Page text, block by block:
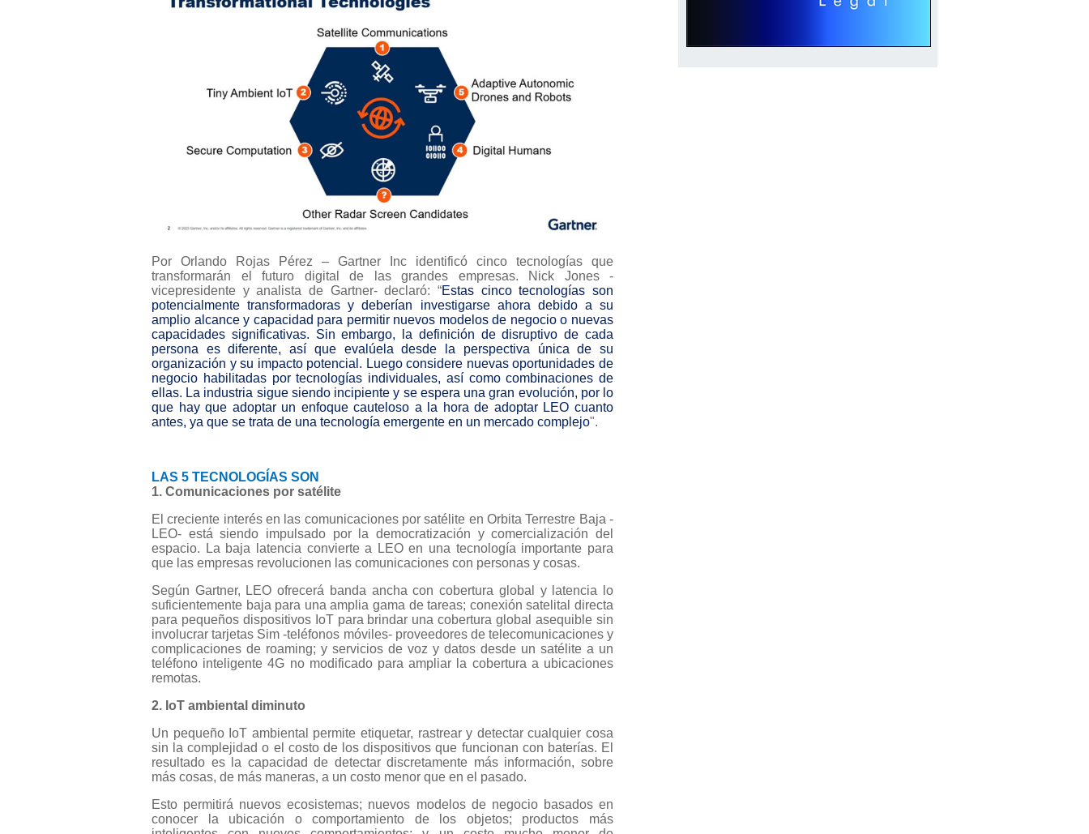
Por Orlando Rojas Pérez – Gartner Inc identificó cinco tecnologías que
transformarán el futuro digital de las grandes empresas. Nick Jones -
vicepresidente y analista de Gartner- declaró: “Estas cinco tecnologías son
potencialmente transformadoras y deberían investigarse ahora debido a su
amplio alcance y capacidad para permitir nuevos modelos de negocio o nuevas
capacidades significativas. Sin embargo, la definición de disruptivo de cada
persona es diferente, así que evalúela desde la perspectiva única de su
organización y su impacto potencial. Luego considere nuevas oportunidades de
negocio habilitadas por tecnologías individuales, así como combinaciones de
ellas. La industria sigue siendo incipiente y se espera una gran evolución, por lo
que hay que adoptar un enfoque cauteloso a la hora de adoptar LEO cuanto
antes, ya que se trata de una tecnología emergente en un mercado complejo".
LAS 5 TECNOLOGÍAS SON
1. Comunicaciones por satélite
El creciente interés en las comunicaciones por satélite en Orbita Terrestre Baja -
LEO- está siendo impulsado por la democratización y comercialización del
espacio. La baja latencia convierte a LEO en una tecnología importante para
que las empresas revolucionen las comunicaciones con personas y cosas.
Según Gartner, LEO ofrecerá banda ancha con cobertura global y latencia lo
suficientemente baja para una amplia gama de tareas; conexión satelital directa
para pequeños dispositivos IoT para brindar una cobertura global asequible sin
involucrar tarjetas Sim -teléfonos móviles- proveedores de telecomunicaciones y
complicaciones de roaming; y servicios de voz y datos desde un satélite a un
teléfono inteligente 4G no modificado para ampliar la cobertura a ubicaciones
remotas.
2. IoT ambiental diminuto
Un pequeño IoT ambiental permite etiquetar, rastrear y detectar cualquier cosa
sin la complejidad o el costo de los dispositivos que funcionan con baterías. El
resultado es la capacidad de detectar discretamente más información, sobre
más cosas, de más maneras, a un costo menor que en el pasado.
Esto permitirá nuevos ecosistemas; nuevos modelos de negocio basados en
conocer la ubicación o comportamiento de los objetos; productos más